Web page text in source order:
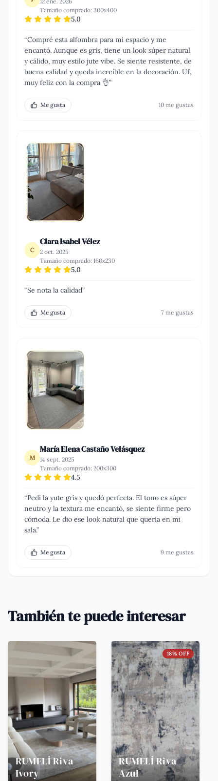
Tamaño comprado: 300x400
5.0
“Compré esta alfombra para mi espacio y me
encantó. Aunque es gris, tiene un look súper natural
y cálido, muy estilo jute vibe. Se siente resistente, de
buena calidad y queda increíble en la decoración. Uf,
muy feliz con la compra 👌”
Me gusta 10 me gustas
C
Clara Isabel Vélez
2 oct. 2025
Tamaño comprado: 160x230
5.0
“Se nota la calidad”
Me gusta 7 me gustas
M
María Elena Castaño Velásquez
14 sept. 2025
Tamaño comprado: 200x300
4.5
“Pedí la yute gris y quedó perfecta. El tono es súper
neutro y la textura me encantó, se siente firme pero
cómoda. Le dio ese look natural que quería en mi
sala.”
Me gusta 9 me gustas
También te puede interesar
RUMELİRiva
Ivory
RUMELİRiva
Azul
18% OFF